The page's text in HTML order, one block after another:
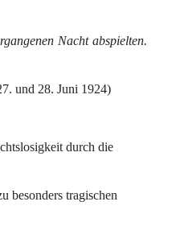
Nacht abspielten.
und 28. Juni 1924)
durch die
besonders tragischen